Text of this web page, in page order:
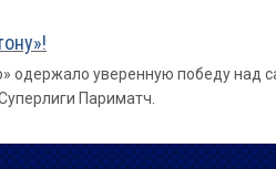
одержало уверенную победу над
Париматч.